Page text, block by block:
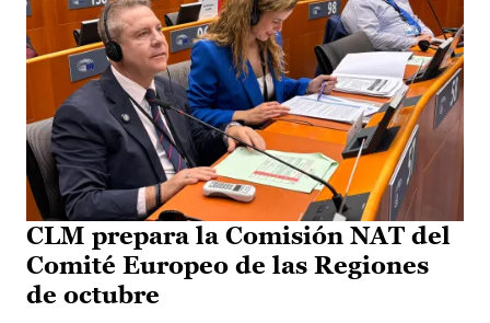
CLM prepara la Comisión NAT del
Comité Europeo de las Regiones
de octubre